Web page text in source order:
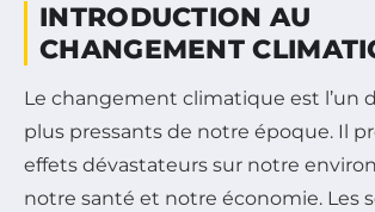
INTRODUCTION AU
CHANGEMENT
Le changement climatique est l’un
plus pressants de notre époque. Il
effets dévastateurs sur notre
notre santé et notre économie. Les